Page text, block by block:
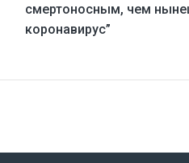
смертоносным, чем
коронавирус”